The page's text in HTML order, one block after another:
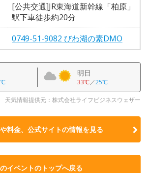
[公共交通]JR東海道新幹線「柏原」
駅下車徒歩約20分
0749-51-9082 びわ湖の素DMO
明日
33℃／25℃
天気情報提供元：株式会社ライフビジネスウェザー
料金、公式サイトの情報を見る
イベントのトップへ戻る